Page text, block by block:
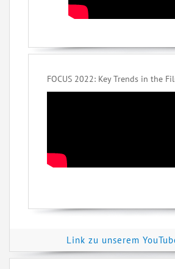
FOCUS 2022: Key Trends in the
Link zu unserem